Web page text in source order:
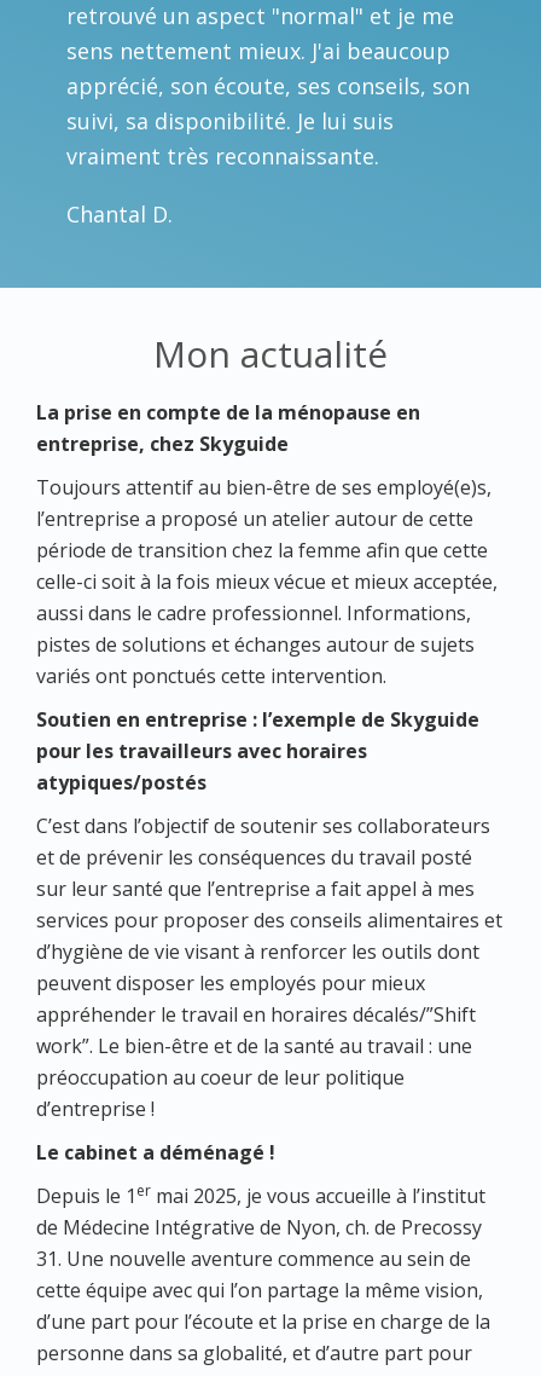
retrouvé un aspect "normal" et je me
sens nettement mieux. J'ai beaucoup
apprécié, son écoute, ses conseils, son
suivi, sa disponibilité. Je lui suis
vraiment très reconnaissante.
Chantal D.
Mon actualité
La prise en compte de la ménopause en
entreprise, chez Skyguide
Toujours attentif au bien-être de ses employé(e)s,
l’entreprise a proposé un atelier autour de cette
période de transition chez la femme afin que cette
celle-ci soit à la fois mieux vécue et mieux acceptée,
aussi dans le cadre professionnel. Informations,
pistes de solutions et échanges autour de sujets
variés ont ponctués cette intervention.
Soutien en entreprise : l’exemple de Skyguide
pour les travailleurs avec horaires
atypiques/postés
C’est dans l’objectif de soutenir ses collaborateurs
et de prévenir les conséquences du travail posté
sur leur santé que l’entreprise a fait appel à mes
services pour proposer des conseils alimentaires et
d’hygiène de vie visant à renforcer les outils dont
peuvent disposer les employés pour mieux
appréhender le travail en horaires décalés/”Shift
work”. Le bien-être et de la santé au travail : une
préoccupation au coeur de leur politique
d’entreprise !
Le cabinet a déménagé !
Depuis le 1 er mai 2025, je vous accueille à l’institut
de Médecine Intégrative de Nyon, ch. de Precossy
31. Une nouvelle aventure commence au sein de
cette équipe avec qui l’on partage la même vision,
d’une part pour l’écoute et la prise en charge de la
personne dans sa globalité, et d’autre part pour